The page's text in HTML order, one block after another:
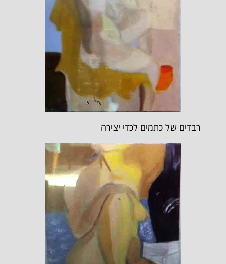
רבדים של כתמים לכדי יצירה